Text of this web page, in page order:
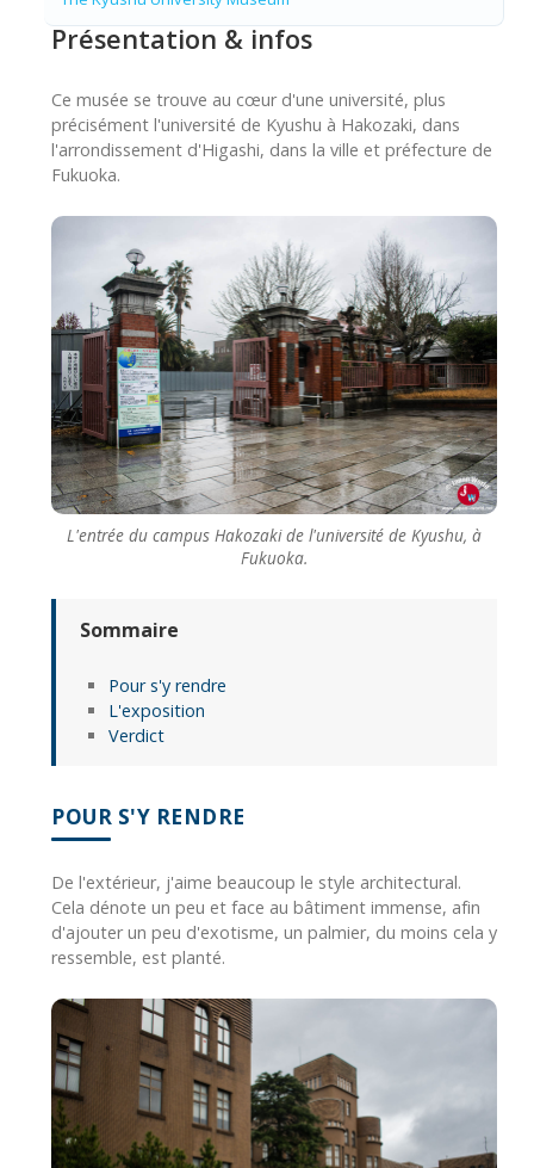
Présentation & infos
Ce musée se trouve au cœur d'une université, plus
précisément l'université de Kyushu à Hakozaki, dans
l'arrondissement d'Higashi, dans la ville et préfecture de
Fukuoka.
L'entrée du campus Hakozaki de l'université de Kyushu, à
Fukuoka.
Sommaire
Pour s'y rendre
L'exposition
Verdict
POUR S'Y RENDRE
De l'extérieur, j'aime beaucoup le style architectural.
Cela dénote un peu et face au bâtiment immense, afin
d'ajouter un peu d'exotisme, un palmier, du moins cela y
ressemble, est planté.